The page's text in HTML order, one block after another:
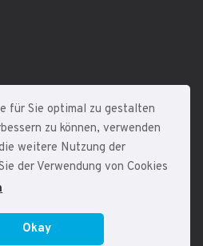
für Sie optimal zu gestalten
zu können, verwenden
weitere Nutzung der
der Verwendung von Cookies
Okay
– Alle Rechte vorbehalten